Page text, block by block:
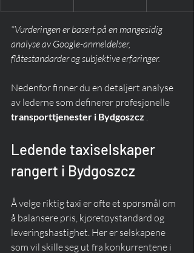
*Vurderingen er basert på en mangesidig
analyse av Google-anmeldelser,
flåtestandarder og subjektive erfaringer.
Nedenfor finner du en detaljert analyse
av lederne som definerer profesjonelle
transporttjenester i Bydgoszcz
Ledende taxiselskaper
rangert i Bydgoszcz
Å velge riktig taxi er ofte et spørsmål om
å balansere pris, kjøretøystandard og
leveringshastighet. Her er selskapene
som vil skille seg ut fra konkurrentene i